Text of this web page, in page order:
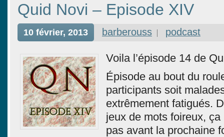
Quid Novi – Episode XIV
10 février, 2013 barberouss podcast
Voila l’épisode 14 de
Épisode au bout du
participants soit
extrêmement fatigués.
jeux de mots foireux,
pas avant la prochaine